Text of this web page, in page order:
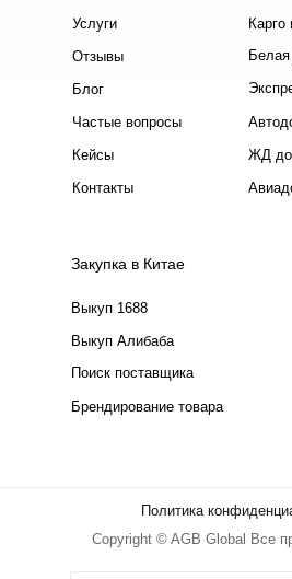
Карго
Белая
Выкуп 1688
Выкуп Алибаба
Поиск поставщика
Брендирование товара
Copyright © AGB Global Все
Политика
Закупка в Китае
Услуги
Отзывы
Блог
Частые вопросы
Кейсы
Контакты
ЖД